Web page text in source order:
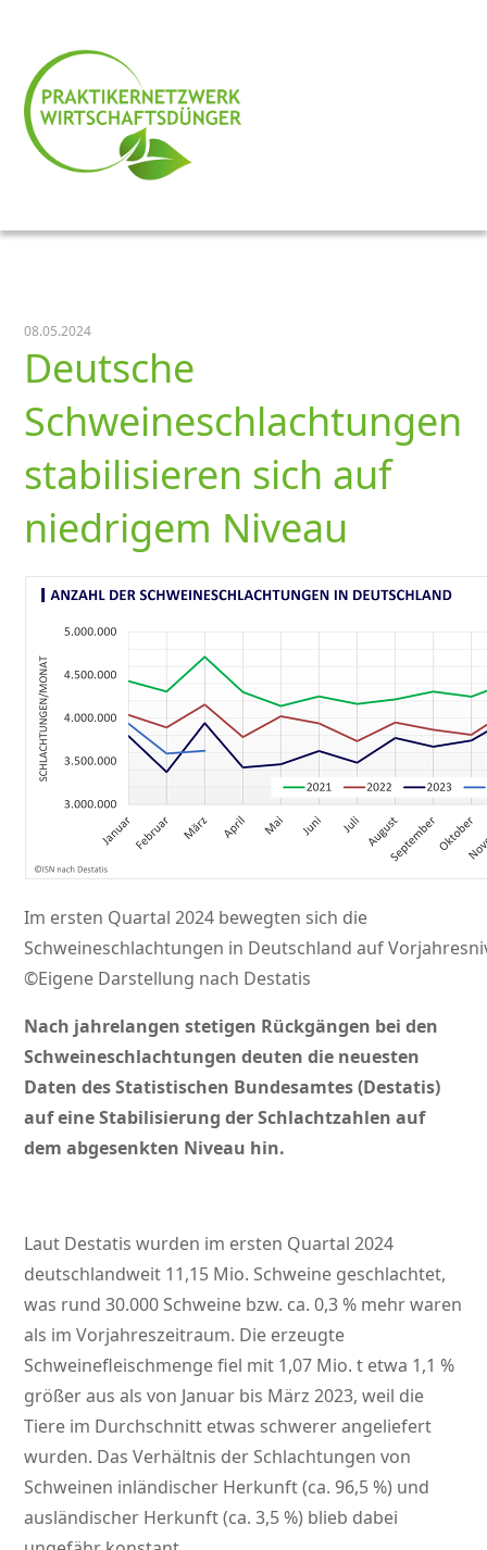
08.05.2024
Deutsche
Schweineschlachtungen
stabilisieren sich auf
niedrigem Niveau
Im ersten Quartal 2024 bewegten sich die
Schweineschlachtungen in Deutschland auf
©Eigene Darstellung nach Destatis
Nach jahrelangen stetigen Rückgängen bei den
Schweineschlachtungen deuten die neuesten
Daten des Statistischen Bundesamtes (Destatis)
auf eine Stabilisierung der Schlachtzahlen auf
dem abgesenkten Niveau hin.
Laut Destatis wurden im ersten Quartal 2024
deutschlandweit 11,15 Mio. Schweine geschlachtet,
was rund 30.000 Schweine bzw. ca. 0,3 % mehr waren
als im Vorjahreszeitraum. Die erzeugte
Schweinefleischmenge fiel mit 1,07 Mio. t etwa 1,1 %
größer aus als von Januar bis März 2023, weil die
Tiere im Durchschnitt etwas schwerer angeliefert
wurden. Das Verhältnis der Schlachtungen von
Schweinen inländischer Herkunft (ca. 96,5 %) und
ausländischer Herkunft (ca. 3,5 %) blieb dabei